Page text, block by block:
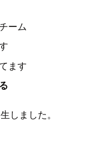
ーム
ます
しました。